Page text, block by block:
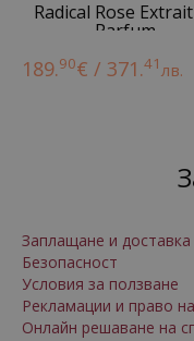
Radical Rose
Parfum
189.90€ / 371.41лв.
Заплащане и доставка
Безопасност
Условия за ползване
Рекламации и право
Онлайн решаване на